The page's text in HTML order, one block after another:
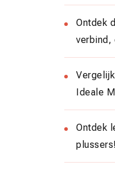
Ontdek
verbind,
Ideale
Ontdek
plussers!